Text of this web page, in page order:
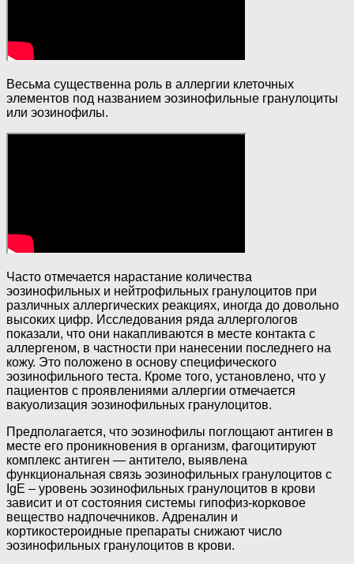
Весьма существенна роль в аллергии клеточных
элементов под названием эозинофильные гранулоциты
или эозинофилы.
Часто отмечается нарастание количества
эозинофильных и нейтрофильных гранулоцитов при
различных аллергических реакциях, иногда до довольно
высоких цифр. Исследования ряда аллергологов
показали, что они накапливаются в месте контакта с
аллергеном, в частности при нанесении последнего на
кожу. Это положено в основу специфического
эозинофильного теста. Кроме того, установлено, что у
пациентов с проявлениями аллергии отмечается
вакуолизация эозинофильных гранулоцитов.
Предполагается, что эозинофилы поглощают антиген в
месте его проникновения в организм, фагоцитируют
комплекс антиген — антитело, выявлена
функциональная связь эозинофильных гранулоцитов с
IgE – уровень эозинофильных гранулоцитов в крови
зависит и от состояния системы гипофиз-корковое
вещество надпочечников. Адреналин и
кортикостероидные препараты снижают число
эозинофильных гранулоцитов в крови.